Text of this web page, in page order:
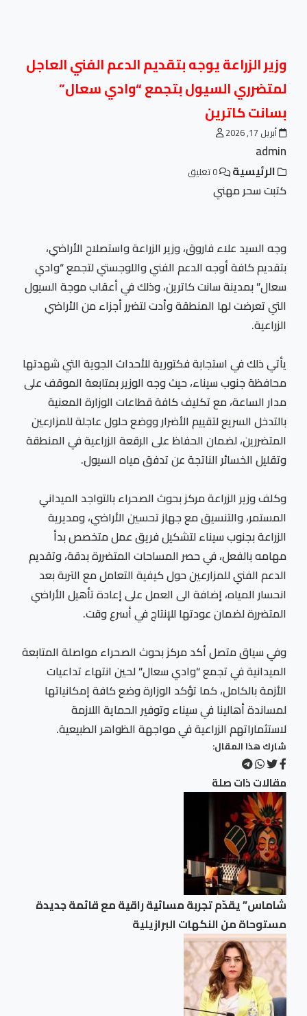
وزير الزراعة يوجه بتقديم الدعم الفني العاجل
لمتضرري السيول بتجمع “وادي سعال”
بسانت كاترين
أبريل 17, 2026
admin
الرئيسية
كتبت سحر مهني
وجه السيد علاء فاروق، وزير الزراعة واستصلاح الأراضي،
بتقديم كافة أوجه الدعم الفني واللوجستي لتجمع “وادي
سعال” بمدينة سانت كاترين، وذلك في أعقاب موجة السيول
التي تعرضت لها المنطقة وأدت لتضرر أجزاء من الأراضي
الزراعية.
يأتي ذلك في استجابة فكتورية للأحداث الجوية التي شهدتها
محافظة جنوب سيناء، حيث وجه الوزير بمتابعة الموقف على
مدار الساعة، مع تكليف كافة قطاعات الوزارة المعنية
بالتدخل السريع لتقييم الأضرار ووضع حلول عاجلة للمزارعين
المتضررين، لضمان الحفاظ على الرقعة الزراعية في المنطقة
وتقليل الخسائر الناتجة عن تدفق مياه السيول.
وكلف وزير الزراعة مركز بحوث الصحراء بالتواجد الميداني
المستمر، والتنسيق مع جهاز تحسين الأراضي، ومديرية
الزراعة بجنوب سيناء لتشكيل فريق عمل متخصص بدأ
مهامه بالفعل، في حصر المساحات المتضررة بدقة، وتقديم
الدعم الفني للمزارعين حول كيفية التعامل مع التربة بعد
انحسار المياه، إضافة الى العمل على إعادة تأهيل الأراضي
المتضررة لضمان عودتها للإنتاج في أسرع وقت.
وفي سياق متصل أكد مركز بحوث الصحراء مواصلة المتابعة
الميدانية في تجمع “وادي سعال” لحين انتهاء تداعيات
الأزمة بالكامل، كما تؤكد الوزارة وضع كافة إمكانياتها
لمساندة أهالينا في سيناء وتوفير الحماية اللازمة
لاستثماراتهم الزراعية في مواجهة الظواهر الطبيعية.
شارك هذا المقال:
مقالات ذات صلة
شاماس” يقدّم تجربة مسائية راقية مع قائمة جديدة
مستوحاة من النكهات البرازيلية